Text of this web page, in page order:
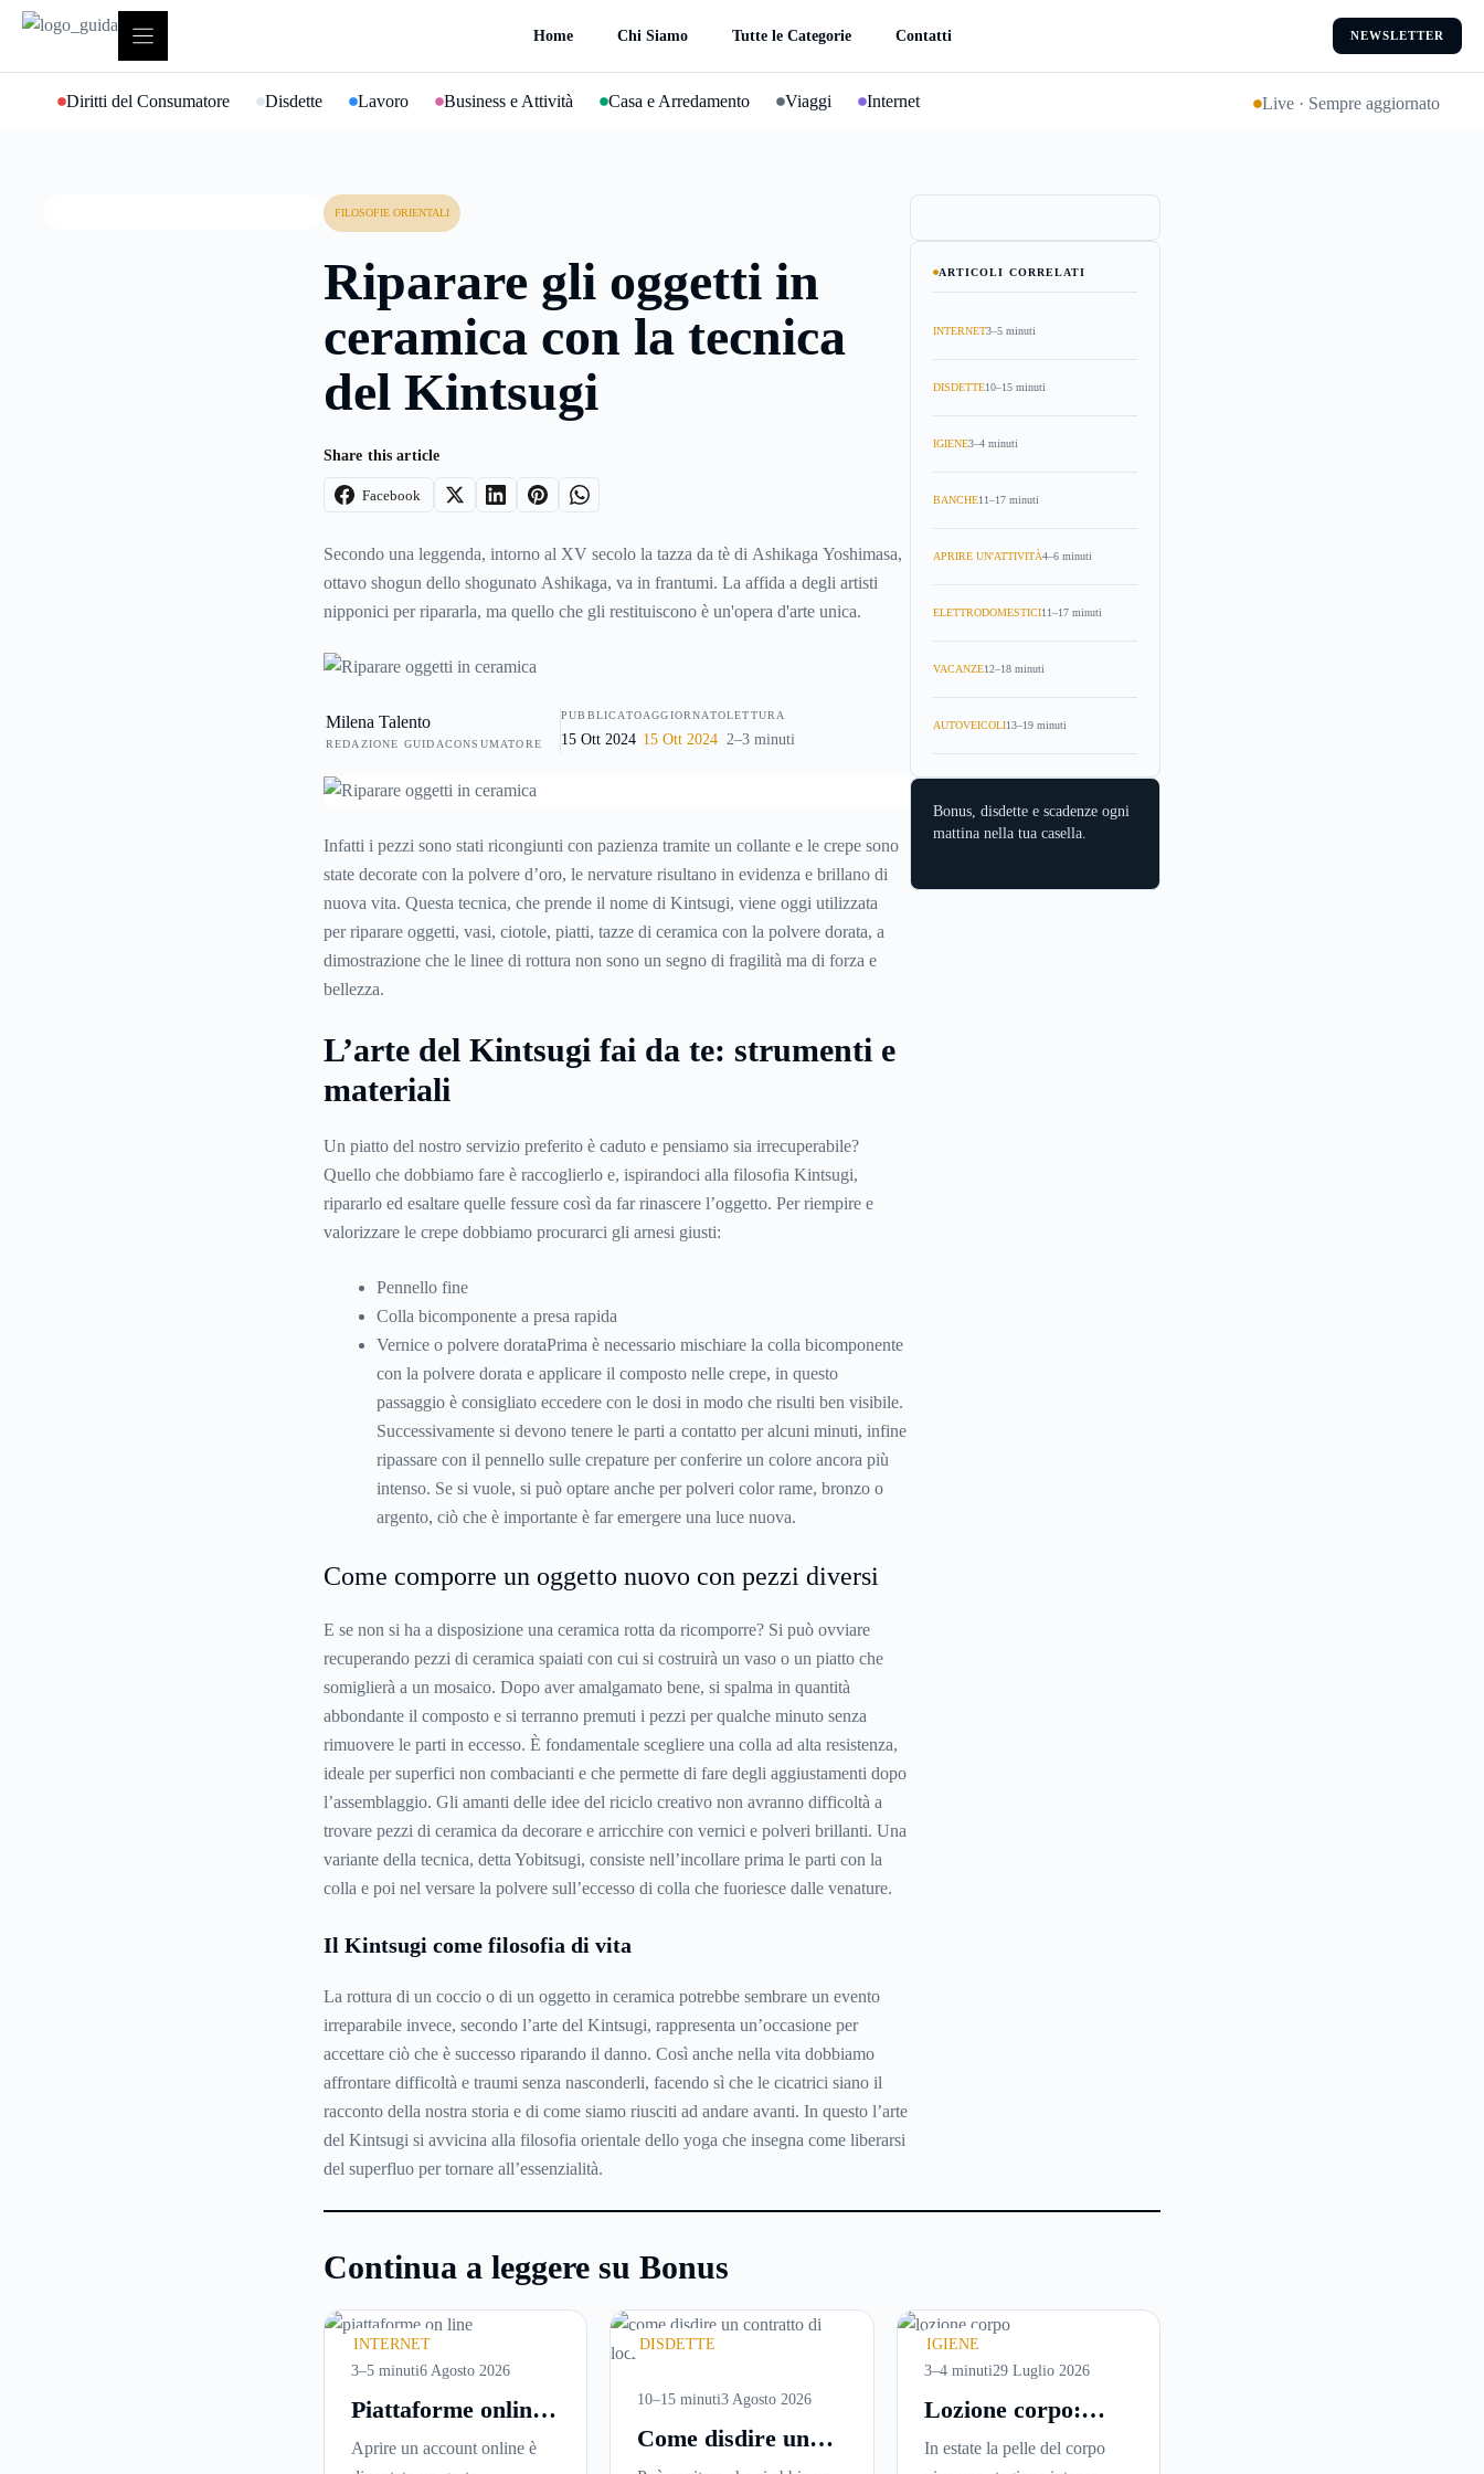
contenuto
Home Chi Siamo Tutte le Categorie Contatti NEWSLETTER
Diritti del Consumatore Disdette Lavoro Business e Attività Casa e Arredamento Viaggi Internet Live · Sempre aggiornato
FILOSOFIE ORIENTALI
Riparare gli oggetti in
ceramica con la tecnica
del Kintsugi
Share this article
Facebook
Secondo una leggenda, intorno al XV secolo la tazza da tè di Ashikaga Yoshimasa,
ottavo shogun dello shogunato Ashikaga, va in frantumi. La affida a degli artisti
nipponici per ripararla, ma quello che gli restituiscono è un'opera d'arte unica.
Milena Talento
REDAZIONE GUIDACONSUMATORE
PUBBLICATO
15 Ott 2024
AGGIORNATO
15 Ott 2024
LETTURA
2–3 minuti
Infatti i pezzi sono stati ricongiunti con pazienza tramite un collante e le crepe sono
state decorate con la polvere d’oro, le nervature risultano in evidenza e brillano di
nuova vita. Questa tecnica, che prende il nome di Kintsugi, viene oggi utilizzata
per riparare oggetti, vasi, ciotole, piatti, tazze di ceramica con la polvere dorata, a
dimostrazione che le linee di rottura non sono un segno di fragilità ma di forza e
bellezza.
L’arte del Kintsugi fai da te: strumenti e
materiali
Un piatto del nostro servizio preferito è caduto e pensiamo sia irrecuperabile?
Quello che dobbiamo fare è raccoglierlo e, ispirandoci alla filosofia Kintsugi,
ripararlo ed esaltare quelle fessure così da far rinascere l’oggetto. Per riempire e
valorizzare le crepe dobbiamo procurarci gli arnesi giusti:
Pennello fine
Colla bicomponente a presa rapida
Vernice o polvere dorataPrima è necessario mischiare la colla bicomponente
con la polvere dorata e applicare il composto nelle crepe, in questo
passaggio è consigliato eccedere con le dosi in modo che risulti ben visibile.
Successivamente si devono tenere le parti a contatto per alcuni minuti, infine
ripassare con il pennello sulle crepature per conferire un colore ancora più
intenso. Se si vuole, si può optare anche per polveri color rame, bronzo o
argento, ciò che è importante è far emergere una luce nuova.
Come comporre un oggetto nuovo con pezzi diversi
E se non si ha a disposizione una ceramica rotta da ricomporre? Si può ovviare
recuperando pezzi di ceramica spaiati con cui si costruirà un vaso o un piatto che
somiglierà a un mosaico. Dopo aver amalgamato bene, si spalma in quantità
abbondante il composto e si terranno premuti i pezzi per qualche minuto senza
rimuovere le parti in eccesso. È fondamentale scegliere una colla ad alta resistenza,
ideale per superfici non combacianti e che permette di fare degli aggiustamenti dopo
l’assemblaggio. Gli amanti delle idee del riciclo creativonon avranno difficoltà a
trovare pezzi di ceramica da decorare e arricchire con vernici e polveri brillanti. Una
variante della tecnica, detta Yobitsugi, consiste nell’incollare prima le parti con la
colla e poi nel versare la polvere sull’eccesso di colla che fuoriesce dalle venature.
Il Kintsugi come filosofia di vita
La rottura di un coccio o di un oggetto in ceramica potrebbe sembrare un evento
irreparabile invece, secondo l’arte del Kintsugi, rappresenta un’occasione per
accettare ciò che è successo riparando il danno. Così anche nella vita dobbiamo
affrontare difficoltà e traumi senza nasconderli, facendo sì che le cicatrici siano il
racconto della nostra storia e di come siamo riusciti ad andare avanti. In questo l’arte
del Kintsugi si avvicina alla filosofia orientale dello yoga che insegna come liberarsi
del superfluo per tornare all’essenzialità.
ARTICOLI CORRELATI
INTERNET3–5 minuti
DISDETTE10–15 minuti
IGIENE3–4 minuti
BANCHE11–17 minuti
APRIRE UN'ATTIVITÀ4–6 minuti
ELETTRODOMESTICI11–17 minuti
VACANZE12–18 minuti
AUTOVEICOLI13–19 minuti
Bonus, disdette e scadenze ogni
mattina nella tua casella.
Continua a leggere su Bonus
INTERNET
3–5 minuti6 Agosto 2026
Piattaforme online:
cosa controllare
Aprire un account online è
DISDETTE
10–15 minuti3 Agosto 2026
Come disdire un
IGIENE
3–4 minuti29 Luglio 2026
Lozione corpo:
perché è la scelta
In estate la pelle del corpo